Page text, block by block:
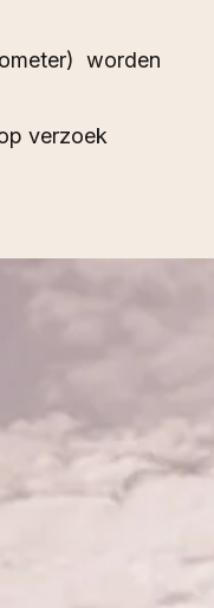
worden
verzoek